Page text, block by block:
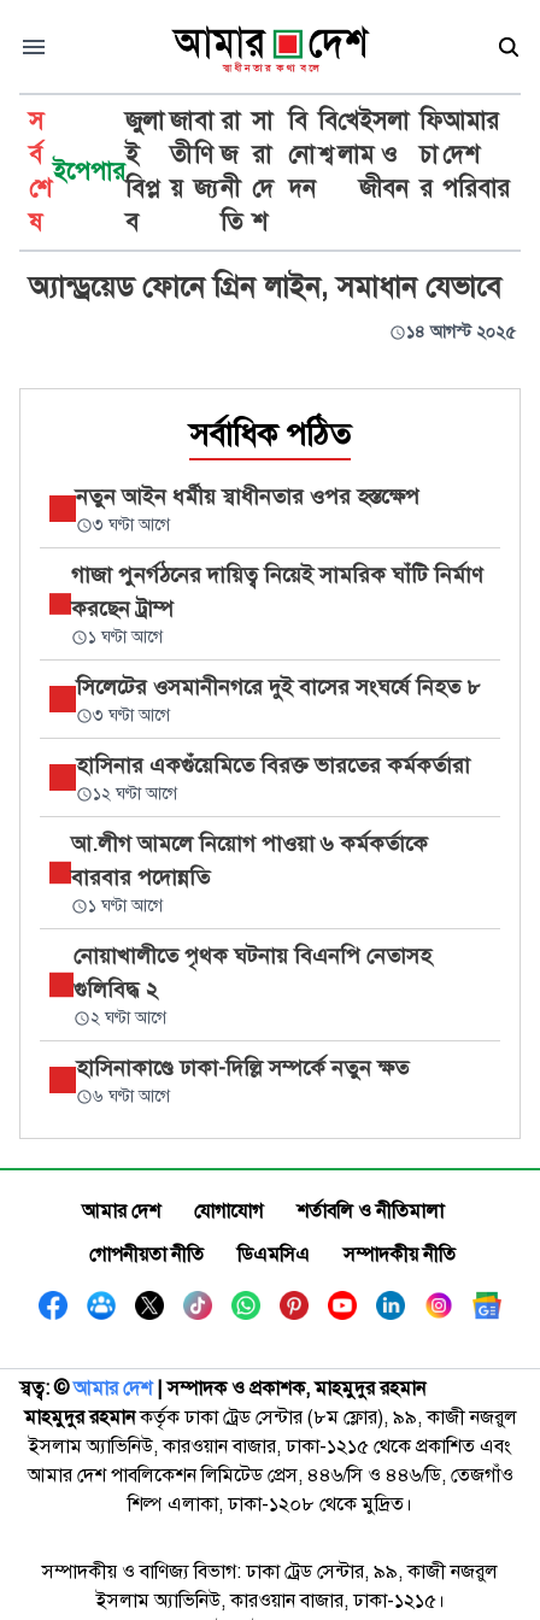
স
র্ব
শে
ষ
ইপেপার
জুলা
ই
বিপ্ল
ব
জা
তী
য়
বা
ণি
জ্য
রা
জ
নী
তি
সা
রা
দে
শ
বি
নো
দন
বি
শ্ব
খে
লা
ইসলা
ম ও
জীবন
ফি
চা
র
আমার
দেশ
পরিবার
অ্যান্ড্রয়েড ফোন
অ্যান্ড্রয়েড ফোনে গ্রিন লাইন, সমাধান যেভাবে
১৪ আগস্ট ২০২৫
সর্বাধিক পঠিত
নতুন আইন ধর্মীয় স্বাধীনতার ওপর হস্তক্ষেপ
৩ ঘণ্টা আগে
গাজা পুনর্গঠনের দায়িত্ব নিয়েই সামরিক ঘাঁটি নির্মাণ
করছেন ট্রাম্প
১ ঘণ্টা আগে
সিলেটের ওসমানীনগরে দুই বাসের সংঘর্ষে নিহত ৮
৩ ঘণ্টা আগে
হাসিনার একগুঁয়েমিতে বিরক্ত ভারতের কর্মকর্তারা
১২ ঘণ্টা আগে
আ.লীগ আমলে নিয়োগ পাওয়া ৬ কর্মকর্তাকে
বারবার পদোন্নতি
১ ঘণ্টা আগে
নোয়াখালীতে পৃথক ঘটনায় বিএনপি নেতাসহ
গুলিবিদ্ধ ২
২ ঘণ্টা আগে
হাসিনাকাণ্ডে ঢাকা-দিল্লি সম্পর্কে নতুন ক্ষত
৬ ঘণ্টা আগে
আমার দেশ যোগাযোগ
শর্তাবলি ও নীতিমালা
গোপনীয়তা নীতি
ডিএমসিএ সম্পাদকীয় নীতি
স্বত্ব: ©️আমার দেশ| সম্পাদক ও প্রকাশক, মাহমুদুর রহমান
মাহমুদুর রহমানকর্তৃক ঢাকা ট্রেড সেন্টার (৮ম ফ্লোর), ৯৯, কাজী নজরুল
ইসলাম অ্যাভিনিউ, কারওয়ান বাজার, ঢাকা-১২১৫ থেকে প্রকাশিত এবং
আমার দেশ পাবলিকেশন লিমিটেড প্রেস, ৪৪৬/সি ও ৪৪৬/ডি, তেজগাঁও
শিল্প এলাকা, ঢাকা-১২০৮ থেকে মুদ্রিত।
সম্পাদকীয় ও বাণিজ্য বিভাগ: ঢাকা ট্রেড সেন্টার, ৯৯, কাজী নজরুল
ইসলাম অ্যাভিনিউ, কারওয়ান বাজার, ঢাকা-১২১৫।